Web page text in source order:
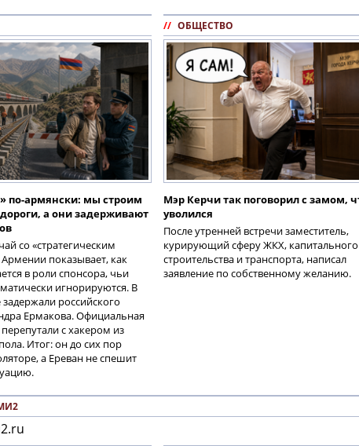
по-армянски: мы строим
а они задерживают
со «стратегическим
показывает, как
в роли спонсора, чьи
игнорируются. В
российского
Ермакова. Официальная
с хакером из
Итог: он до сих пор
а Ереван не спешит
// ОБЩЕСТВО
Мэр Керчи так поговорил с замом,
уволился
После утренней встречи заместитель,
курирующий сферу ЖКХ, капитального
строительства и транспорта, написал
заявление по собственному желанию.